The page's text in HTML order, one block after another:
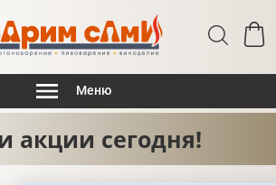
Меню
акции сегодня!